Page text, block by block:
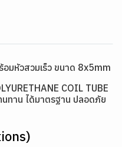
มหัวสวมเร็ว ขนาด 8x5mm
COIL TUBE
ทาน ได้มาตรฐาน ปลอดภัย